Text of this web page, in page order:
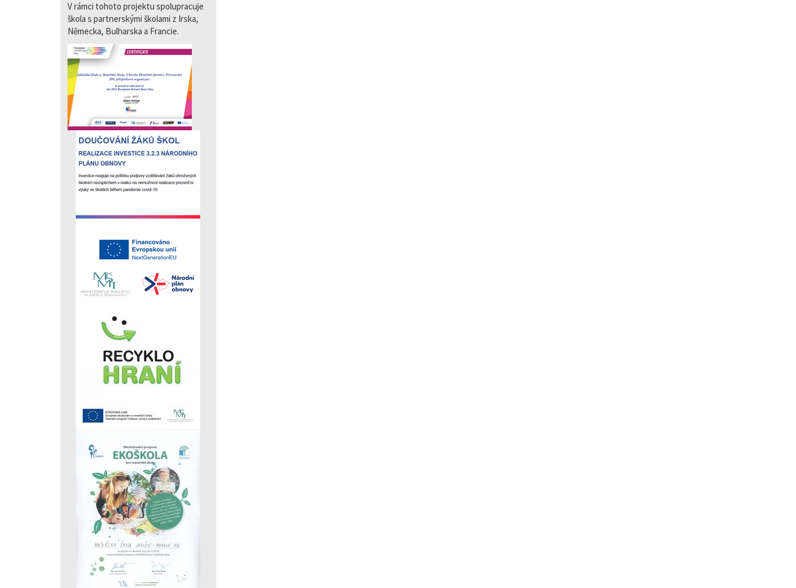
V rámci tohoto projektu spolupracuje
škola s partnerskými školami z Irska,
Německa, Bulharska a Francie.